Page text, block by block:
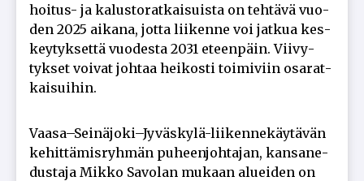
hoi­tus- ja ka­lus­to­rat­kai­suis­ta on teh­tä­vä vuo­
den 2025 ai­ka­na, jot­ta lii­ken­ne voi jat­kua kes­
key­tyk­set­tä vuo­des­ta 2031 eteen­päin. Vii­vy­
tyk­set voi­vat joh­taa hei­kos­ti toi­mi­viin osa­rat­
kai­sui­hin.
Vaa­sa–Sei­nä­jo­ki–Jy­väs­ky­lä-lii­ken­ne­käy­tä­vän
ke­hit­tä­mis­ryh­män pu­heen­joh­ta­jan, kan­sa­ne­
dus­ta­ja Mik­ko Sa­vo­lan mu­kaan alu­ei­den on